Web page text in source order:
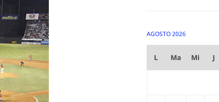
AGOSTO 2026
L Ma Mi J